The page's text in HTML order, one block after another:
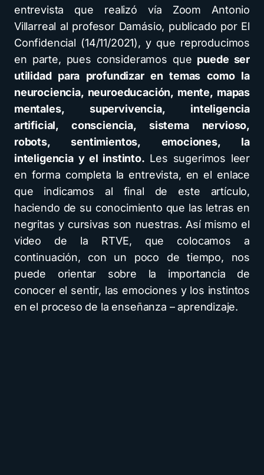
entrevista que realizó vía Zoom Antonio
Villarreal al profesor Damásio, publicado por El
Confidencial (14/11/2021), y que reproducimos
en parte, pues consideramos que puede ser
utilidad para profundizar en temas como la
neurociencia, neuroeducación, mente, mapas
mentales, supervivencia, inteligencia
artificial, consciencia, sistema nervioso,
robots, sentimientos, emociones, la
inteligencia y el instinto. Les sugerimos leer
en forma completa la entrevista, en el enlace
que indicamos al final de este artículo,
haciendo de su conocimiento que las letras en
negritas y cursivas son nuestras. Así mismo el
video de la RTVE, que colocamos a
continuación, con un poco de tiempo, nos
puede orientar sobre la importancia de
conocer el sentir, las emociones y los instintos
en el proceso de la enseñanza – aprendizaje.